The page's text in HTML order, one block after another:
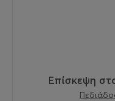
Επίσκεψη